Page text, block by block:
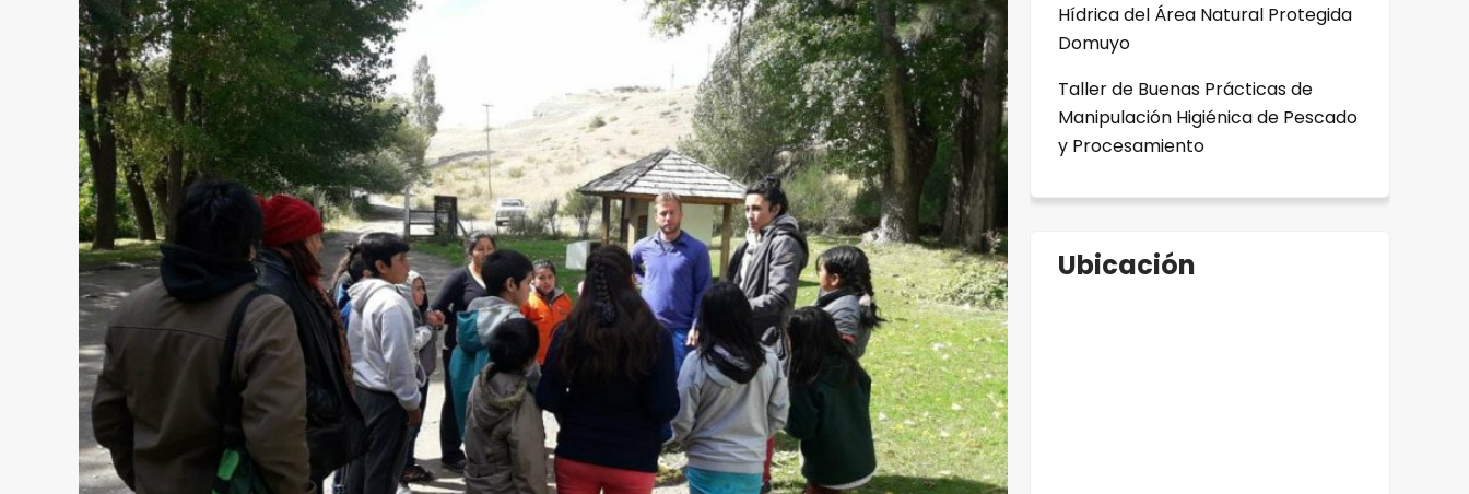
Hídrica del Área Natural Protegida
Domuyo
Taller de Buenas Prácticas de
Manipulación Higiénica de Pescado
y Procesamiento
Ubicación